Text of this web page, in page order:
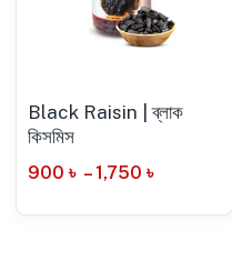
Black Raisin | ব্লাক
কিসমিস
900 ৳ – 1,750 ৳